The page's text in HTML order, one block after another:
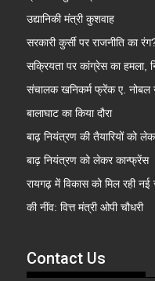
उद्यानिकी मंत्री कुशवाह
सरकारी कुर्सी पर राजनीति का
सक्रियता पर कांग्रेस का हमला,
संचालक खनिकर्म फ्रेंक ए. नोबल
बालाघाट का किया दौरा
बाढ़ नियंत्रण की तैयारियों को
बाढ़ नियंत्रण को लेकर कान्फ्रेंस
रायगढ़ में विकास को मिल रही
की नींव: वित्त मंत्री ओपी चौधरी
Contact Us